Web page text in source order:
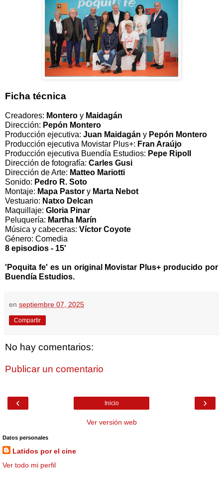
Ficha técnica
Creadores: Montero y Maidagán
Dirección: Pepón Montero
Producción ejecutiva: Juan Maidagán y Pepón Montero
Producción ejecutiva Movistar Plus+: Fran Araújo
Producción ejecutiva Buendía Estudios: Pepe Ripoll
Dirección de fotografía: Carles Gusi
Dirección de Arte: Matteo Mariotti
Sonido: Pedro R. Soto
Montaje: Mapa Pastor y Marta Nebot
Vestuario: Natxo Delcan
Maquillaje: Gloria Pinar
Peluquería: Martha Marín
Música y cabeceras: Víctor Coyote
Género: Comedia
8 episodios - 15'
' Poquita fe' es un original Movistar Plus+ producido por
Buendía Estudios.
en septiembre 07, 2025
Compartir
No hay comentarios:
Publicar un comentario
‹ ›
Inicio
Ver versión web
Datos personales
Latidos por el cine
Ver todo mi perfil